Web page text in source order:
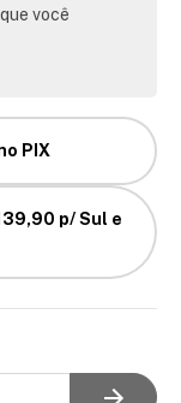
você
PIX
p/ Sul e